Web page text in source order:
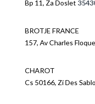
Bp 11, Za Doslet
BROTJE FRANCE
157, Av Charles
CHAROT
Cs 50166, Zi Des